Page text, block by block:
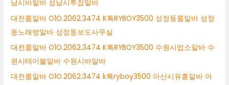
남시바알바 성남시투잡알바
대전룸알바 O1O.2062.3474 K톡RYBOY3500 성정동룸알바 성정
동노래방알바 성정동보도사무실
대전룸알바 O1O.2062.3474 K톡RYBOY3500 수원시업소알바 수
원시테이블알바 수원시바알바
대전룸알바 O1O.2062.3474 k톡ryboy3500 아산시유흥알바 아